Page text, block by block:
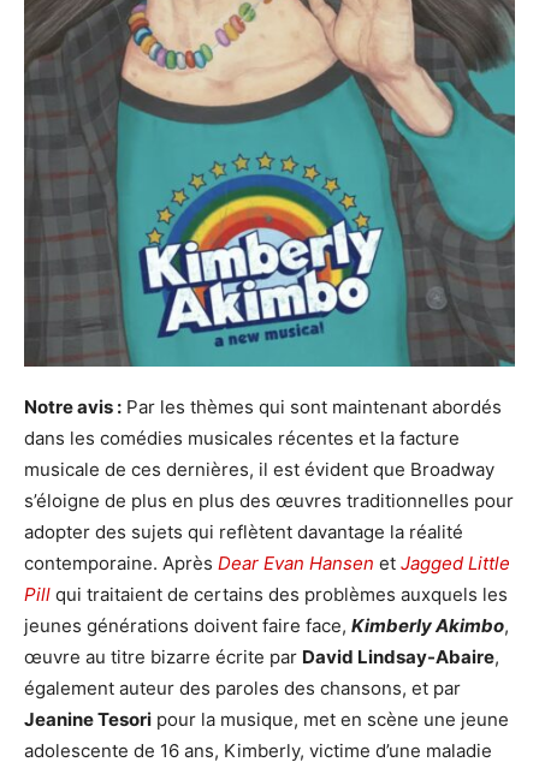
Notre avis : Par les thèmes qui sont maintenant abordés
dans les comédies musicales récentes et la facture
musicale de ces dernières, il est évident que Broadway
s’éloigne de plus en plus des œuvres traditionnelles pour
adopter des sujets qui reflètent davantage la réalité
contemporaine. Après Dear Evan Hansen et Jagged Little
Pill qui traitaient de certains des problèmes auxquels les
jeunes générations doivent faire face, Kimberly Akimbo,
œuvre au titre bizarre écrite par David Lindsay-Abaire,
également auteur des paroles des chansons, et par
Jeanine Tesori pour la musique, met en scène une jeune
adolescente de 16 ans, Kimberly, victime d’une maladie